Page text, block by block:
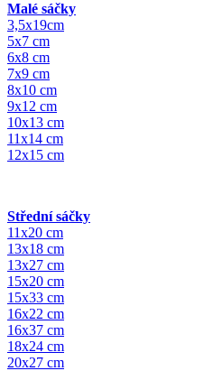
Malé sáčky
3,5x19cm
5x7 cm
6x8 cm
7x9 cm
8x10 cm
9x12 cm
10x13 cm
11x14 cm
12x15 cm
Střední sáčky
11x20 cm
13x18 cm
13x27 cm
15x20 cm
15x33 cm
16x22 cm
16x37 cm
18x24 cm
20x27 cm